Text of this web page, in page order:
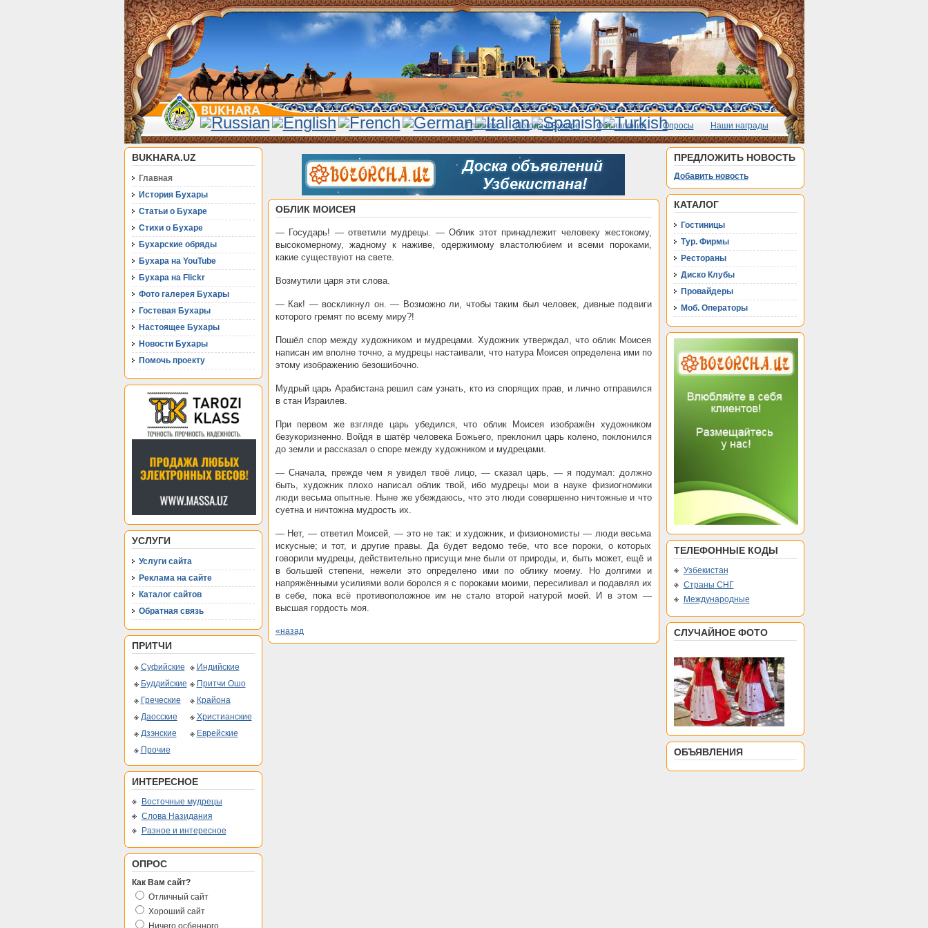
Главная Погода в Бухаре Объявления Опросы Наши награды
BUKHARA.UZ
Главная
История Бухары
Статьи о Бухаре
Стихи о Бухаре
Бухарские обряды
Бухара на YouTube
Бухара на Flickr
Фото галерея Бухары
Гостевая Бухары
Настоящее Бухары
Новости Бухары
Помочь проекту
УСЛУГИ
Услуги сайта
Реклама на сайте
Каталог сайтов
Обратная связь
ПРИТЧИ
Суфийские
Индийские
Буддийские
Притчи Ошо
Греческие
Крайона
Даосские
Христианские
Дзэнские
Еврейские
Прочие
ИНТЕРЕСНОЕ
Восточные мудрецы
Слова Назидания
Разное и интересное
ОПРОС
Как Вам сайт?
Отличный сайт
Хороший сайт
Ничего осбенного
ОБЛИК МОИСЕЯ
— Государь! — ответили мудрецы. — Облик этот принадлежит человеку жестокому,
высокомерному, жадному к наживе, одержимому властолюбием и всеми пороками,
какие существуют на свете.
Возмутили царя эти слова.
— Как! — воскликнул он. — Возможно ли, чтобы таким был человек, дивные подвиги
которого гремят по всему миру?!
Пошёл спор между художником и мудрецами. Художник утверждал, что облик Моисея
написан им вполне точно, а мудрецы настаивали, что натура Моисея определена ими по
этому изображению безошибочно.
Мудрый царь Арабистана решил сам узнать, кто из спорящих прав, и лично отправился
в стан Израилев.
При первом же взгляде царь убедился, что облик Моисея изображён художником
безукоризненно. Войдя в шатёр человека Божьего, преклонил царь колено, поклонился
до земли и рассказал о споре между художником и мудрецами.
— Сначала, прежде чем я увидел твоё лицо, — сказал царь, — я подумал: должно
быть, художник плохо написал облик твой, ибо мудрецы мои в науке физиогномики
люди весьма опытные. Ныне же убеждаюсь, что это люди совершенно ничтожные и что
суетна и ничтожна мудрость их.
— Нет, — ответил Моисей, — это не так: и художник, и физиономисты — люди весьма
искусные; и тот, и другие правы. Да будет ведомо тебе, что все пороки, о которых
говорили мудрецы, действительно присущи мне были от природы, и, быть может, ещё и
в большей степени, нежели это определено ими по облику моему. Но долгими и
напряжёнными усилиями воли боролся я с пороками моими, пересиливал и подавлял их
в себе, пока всё противоположное им не стало второй натурой моей. И в этом —
высшая гордость моя.
«назад
ПРЕДЛОЖИТЬ НОВОСТЬ
Добавить новость
КАТАЛОГ
Гостиницы
Тур. Фирмы
Рестораны
Диско Клубы
Провайдеры
Моб. Операторы
ТЕЛЕФОННЫЕ КОДЫ
Узбекистан
Страны СНГ
Международные
СЛУЧАЙНОЕ ФОТО
ОБЪЯВЛЕНИЯ